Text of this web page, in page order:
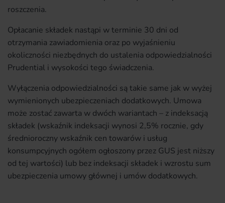
roszczenia.
Opłacanie składek nastąpi w terminie 30 dni od
otrzymania zawiadomienia oraz po wyjaśnieniu
okoliczności niezbędnych do ustalenia odpowiedzialności
Prudential i wysokości tego świadczenia.
Wyłączenia odpowiedzialności są takie same jak w wyżej
wymienionych ubezpieczeniach dodatkowych. Umowa
może zostać zawarta w dwóch wariantach – z indeksacją
składek (wskaźnik indeksacji wynosi 2,5% rocznie, gdy
średnioroczny wskaźnik cen towarów i usług
konsumpcyjnych ogółem ogłoszony przez GUS jest niższy
od tej wartości) lub bez indeksacji składek i wzrostu sum
ubezpieczenia umowy głównej i umów dodatkowych.